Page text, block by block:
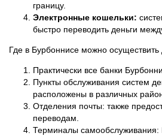
границу.
Электронные кошельки:
быстро переводить деньги
Где в Бурбоннисе можно
Практически все банки
Пункты обслуживания систем
расположены в различных
Отделения почты: также
переводам.
Терминалы самообслуживания: